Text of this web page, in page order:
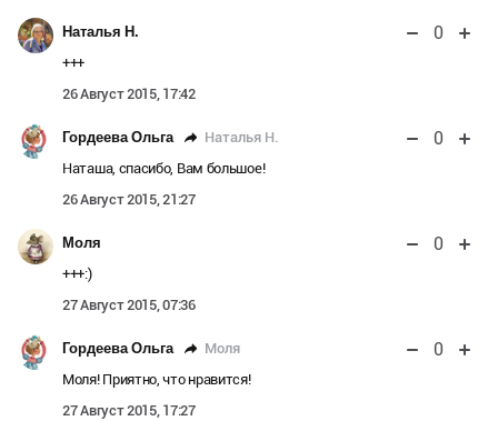
Наталья Н. 0
+++
26 Август 2015, 17:42
Гордеева Ольга Наталья Н. 0
Наташа, спасибо, Вам большое!
26 Август 2015, 21:27
Моля 0
+++:)
27 Август 2015, 07:36
Гордеева Ольга Моля 0
Моля! Приятно, что нравится!
27 Август 2015, 17:27